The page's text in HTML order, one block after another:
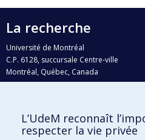
La recherche
Université de Montréal
C.P. 6128, succursale Centre-ville
Montréal, Québec, Canada
H3C 3J7
Qui fait quoi?
L’UdeM reconnaît
respecter la vie privée